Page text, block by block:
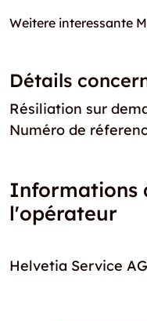
Weitere interessante
Détails
Résiliation sur
Numéro de
Informations
l'opérateur
Helvetia Service AG